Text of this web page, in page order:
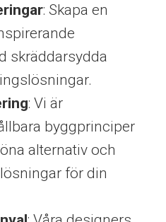
: Skapa en
skräddarsydda
: Vi är
byggprinciper
alternativ och
för din